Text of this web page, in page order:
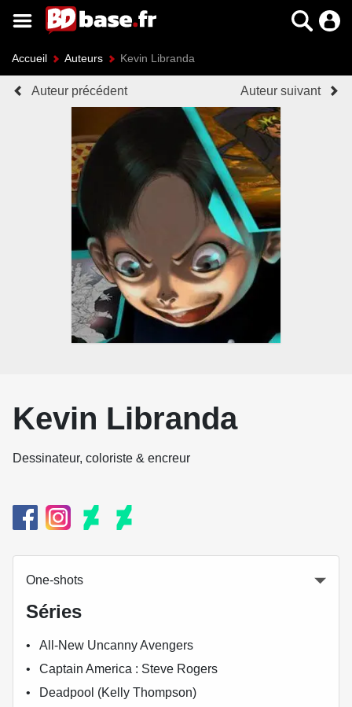
Accueil Auteurs Kevin Libranda
Auteur précédent Auteur suivant
Kevin Libranda
Dessinateur, coloriste & encreur
One-shots
Séries
All-New Uncanny Avengers
Captain America : Steve Rogers
Deadpool (Kelly Thompson)